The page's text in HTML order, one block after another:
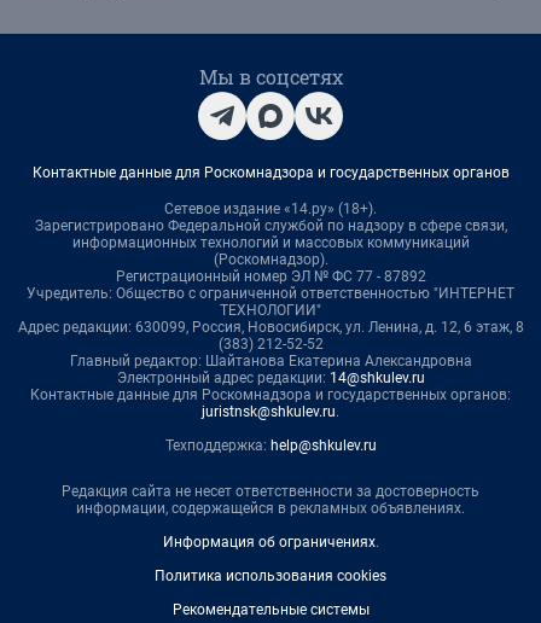
Мы в соцсетях
Контактные данные для Роскомнадзора и государственных органов
Сетевое издание «14.ру» (18+).
Зарегистрировано Федеральной службой по надзору в сфере связи,
информационных технологий и массовых коммуникаций
(Роскомнадзор).
Регистрационный номер ЭЛ № ФС 77 - 87892
Учредитель: Общество с ограниченной ответственностью "ИНТЕРНЕТ
ТЕХНОЛОГИИ"
Адрес редакции: 630099, Россия, Новосибирск, ул. Ленина, д. 12, 6 этаж, 8
(383) 212-52-52
Главный редактор: Шайтанова Екатерина Александровна
Электронный адрес редакции: 14@shkulev.ru
Контактные данные для Роскомнадзора и государственных органов:
juristnsk@shkulev.ru.
Техподдержка: help@shkulev.ru
Редакция сайта не несет ответственности за достоверность
информации, содержащейся в рекламных объявлениях.
Информация об ограничениях.
Политика использования cookies
Рекомендательные системы